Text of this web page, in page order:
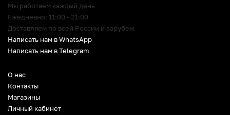
О нас
Контакты
Магазины
Личный кабинет
Мы работаем каждый день
Ежедневно: 11:00 - 21:00
Доставляем по всей России и зарубеж
Написать нам в WhatsApp
Написать нам в Telegram